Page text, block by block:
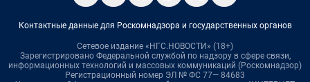
Контактные данные для Роскомнадзора и государственных органов
Сетевое издание «НГС.НОВОСТИ» (18+)
Зарегистрировано Федеральной службой по надзору в сфере связи,
информационных технологий и массовых коммуникаций (Роскомнадзор)
Регистрационный номер ЭЛ № ФС 77— 84683